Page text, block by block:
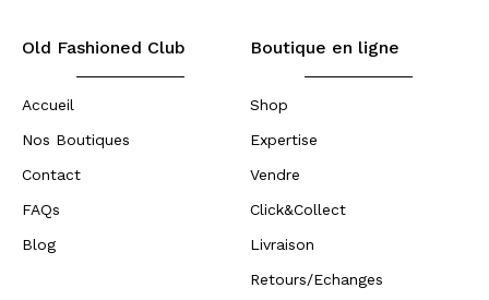
Old Fashioned Club
Accueil
Nos Boutiques
Contact
FAQs
Blog
Boutique en ligne
Shop
Expertise
Vendre
Click&Collect
Livraison
Retours/Echanges